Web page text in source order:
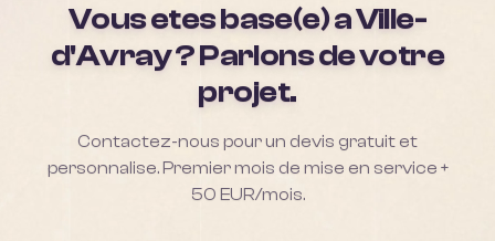
Vous etes base(e) aVille-
d'Avray? Parlons de votre
projet.
Contactez-nous pour un devis gratuit et
personnalise. Premier mois de mise en service +
50 EUR/mois.